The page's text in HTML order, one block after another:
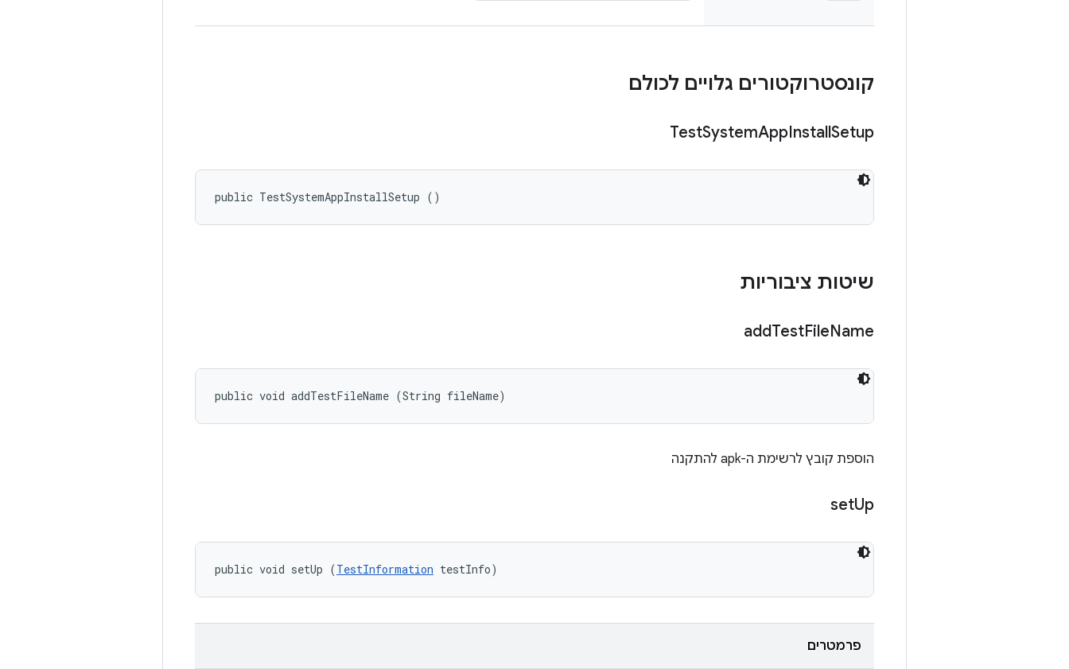
קונסטרוקטורים גלויים לכולם
TestSystemAppInstallSetup
public TestSystemAppInstallSetup ()
שיטות ציבוריות
addTestFileName
public void addTestFileName (String fileName)
הוספת קובץ לרשימת ה-apk להתקנה
setUp
public void setUp (TestInformation testInfo)
פרמטרים